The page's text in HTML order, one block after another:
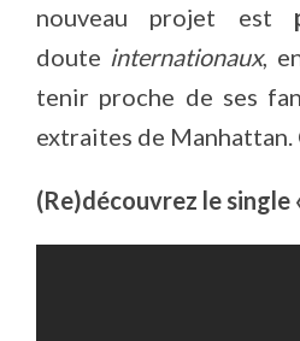
nouveau projet est
doute internationaux,
tenir proche de ses
extraites de
(Re)découvrez le single